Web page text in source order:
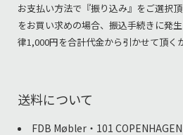
お支払い方法で『振り込み』をご選択
をお買い求めの場合、振込手続きに発
律1,000円を合計代金から引かせて頂く
送料について
FDB Møbler・101